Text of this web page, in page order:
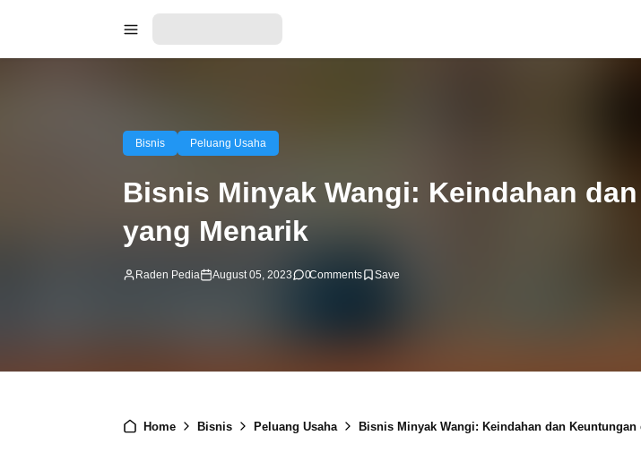
Bisnis Peluang Usaha
Bisnis Minyak Wangi: Keindahan
yang Menarik
Raden Pedia August 05, 2023 0Comments
Home Bisnis Peluang Usaha Bisnis Minyak Wangi: Keindahan dan Keuntungan di Balik